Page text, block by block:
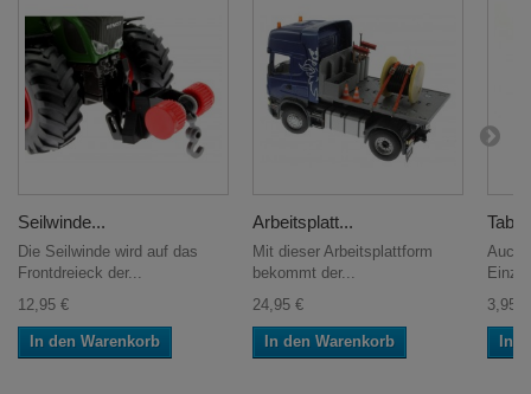
Seilwinde...
Die Seilwinde wird auf das
Frontdreieck der...
12,95 €
In den Warenkorb
Arbeitsplatt...
Mit dieser Arbeitsplattform
bekommt der...
24,95 €
In den Warenkorb
Auch
3,95 €
In